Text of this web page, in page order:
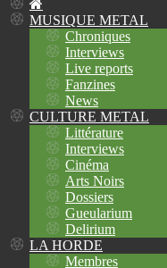
MUSIQUE METAL
Chroniques
Interviews
Live reports
Fanzines
News
CULTURE METAL
Littérature
Interviews
Cinéma
Arts Noirs
Dossiers
Gueularium
Delirium
LA HORDE
Membres